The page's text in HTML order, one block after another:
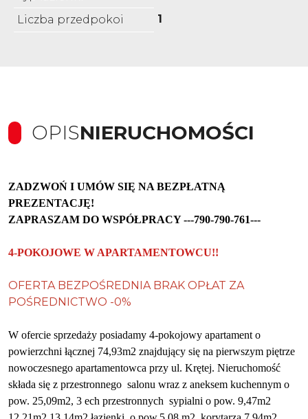
Liczba przedpokoi
1
OPISNIERUCHOMOŚCI
ZADZWOŃ I UMÓW SIĘ NA BEZPŁATNĄ
PREZENTACJĘ!
ZAPRASZAM DO WSPÓŁPRACY ---790-790-761---
4-POKOJOWE W APARTAMENTOWCU!!
OFERTA BEZPOŚREDNIA BRAK OPŁAT ZA
POŚREDNICTWO -0%
W ofercie sprzedaży posiadamy 4-pokojowy apartament o
powierzchni łącznej 74,93m2 znajdujący się na pierwszym piętrze
nowoczesnego apartamentowca przy ul. Krętej. Nieruchomość
składa się z przestronnego salonu wraz z aneksem kuchennym o
pow. 25,09m2, 3 ech przestronnych sypialni o pow. 9,47m2